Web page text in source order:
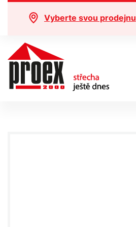
Vyberte svou prodejnu